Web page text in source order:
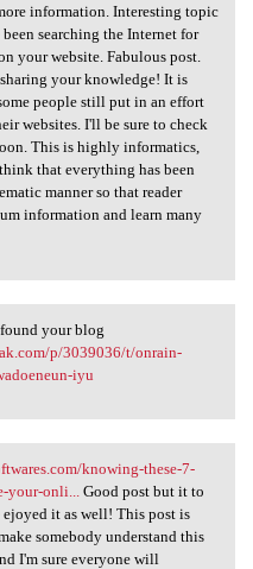
information. Interesting topic
searching the Internet for
your website. Fabulous post.
your knowledge! It is
people still put in an effort
websites. I'll be sure to check
This is highly informatics,
that everything has been
manner so that reader
information and learn many
I found your
your blog
p/3039036/t/onrain-
iyu
knowing-these-7-
your-onli...
Good post but it to
it as well! This post is
somebody understand this
I'm sure everyone will